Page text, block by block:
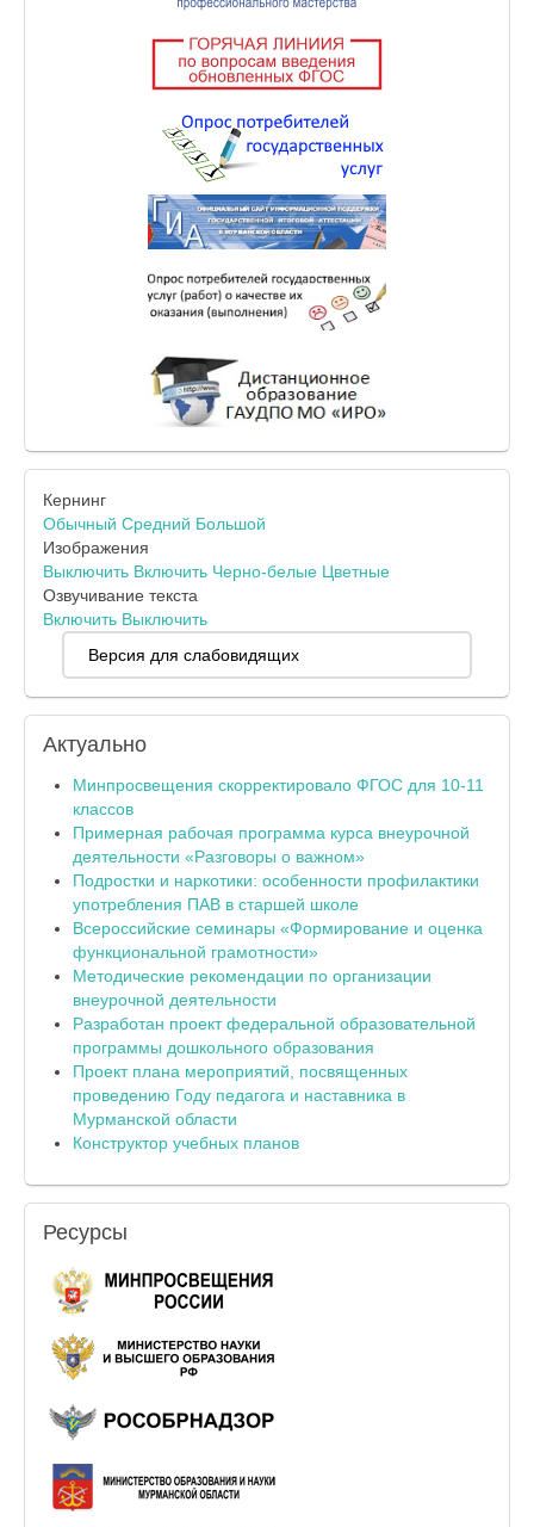
Кернинг
Обычный Средний Большой
Изображения
Выключить Включить Черно-белые Цветные
Озвучивание текста
Включить Выключить
Версия для слабовидящих
Актуально
Минпросвещения скорректировало ФГОС для 10-11
классов
Примерная рабочая программа курса внеурочной
деятельности «Разговоры о важном»
Подростки и наркотики: особенности профилактики
употребления ПАВ в старшей школе
Всероссийские семинары «Формирование и оценка
функциональной грамотности»
Методические рекомендации по организации
внеурочной деятельности
Разработан проект федеральной образовательной
программы дошкольного образования
Проект плана мероприятий, посвященных
проведению Году педагога и наставника в
Мурманской области
Конструктор учебных планов
Ресурсы